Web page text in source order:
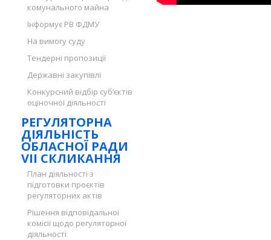
комунального майна
Інформує РВ ФДМУ
На вимогу суду
Тендерні пропозиції
Державні закупівлі
Конкурсний відбір суб’єктів
оціночної діяльності
РЕГУЛЯТОРНА
ДІЯЛЬНІСТЬ
ОБЛАСНОЇ РАДИ
VII СКЛИКАННЯ
План діяльності з
підготовки проєктів
регуляторних актів
Рішення відповідальної
комісії щодо регуляторної
діяльності